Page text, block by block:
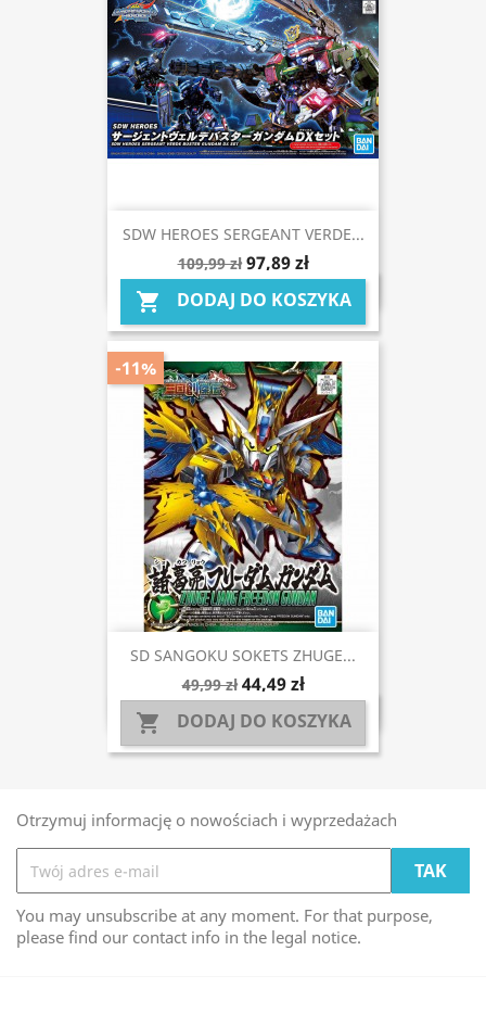
SDW HEROES SERGEANT VERDE...
109,99 zł 97,89 zł
 DODAJ DO KOSZYKA
SD SANGOKU SOKETS ZHUGE...
49,99 zł 44,49 zł
 DODAJ DO KOSZYKA
-11%
Otrzymuj informację o nowościach i wyprzedażach
You may unsubscribe at any moment. For that purpose,
please find our contact info in the legal notice.